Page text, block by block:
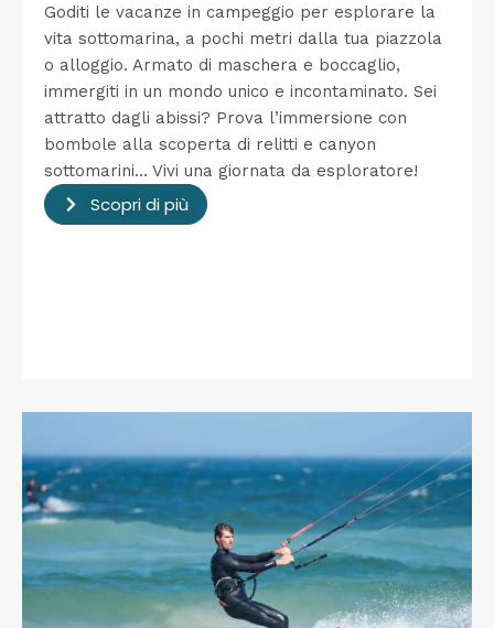
Goditi le vacanze in campeggio per esplorare la
vita sottomarina, a pochi metri dalla tua piazzola
o alloggio. Armato di maschera e boccaglio,
immergiti in un mondo unico e incontaminato. Sei
attratto dagli abissi? Prova l’immersione con
bombole alla scoperta di relitti e canyon
sottomarini… Vivi una giornata da esploratore!
Scopri di più